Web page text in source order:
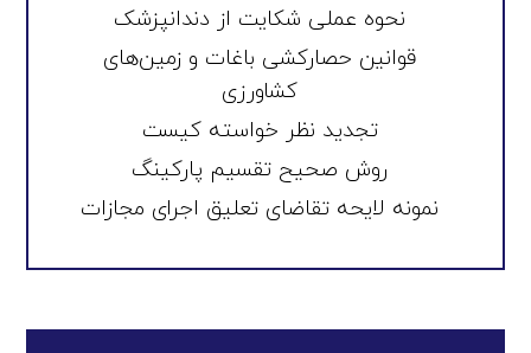
نحوه عملی شکایت از دندانپزشک
قوانین حصارکشی باغات و زمین‌های
کشاورزی
تجدید نظر خواسته کیست
روش صحیح تقسیم پارکینگ
نمونه لایحه تقاضای تعلیق اجرای مجازات